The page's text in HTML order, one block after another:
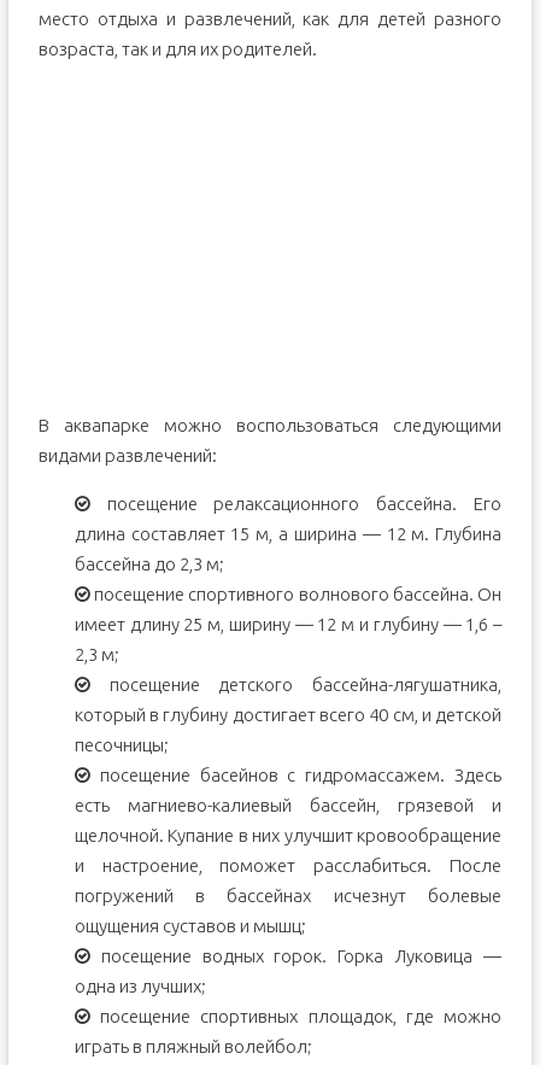
место отдыха и развлечений, как для детей разного
возраста, так и для их родителей.
В аквапарке можно воспользоваться следующими
видами развлечений:
посещение релаксационного бассейна. Его
длина составляет 15 м, а ширина — 12 м. Глубина
бассейна до 2,3 м;
посещение спортивного волнового бассейна. Он
имеет длину 25 м, ширину — 12 м и глубину — 1,6 –
2,3 м;
посещение детского бассейна-лягушатника,
который в глубину достигает всего 40 см, и детской
песочницы;
посещение басейнов с гидромассажем. Здесь
есть магниево-калиевый бассейн, грязевой и
щелочной. Купание в них улучшит кровообращение
и настроение, поможет расслабиться. После
погружений в бассейнах исчезнут болевые
ощущения суставов и мышц;
посещение водных горок. Горка Луковица —
одна из лучших;
посещение спортивных площадок, где можно
играть в пляжный волейбол;